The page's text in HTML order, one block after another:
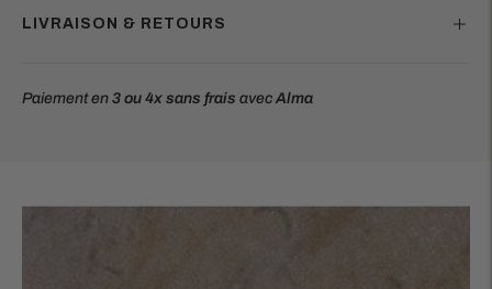
LIVRAISON & RETOURS
Paiement en 3 ou 4x sans frais avecAlma
à